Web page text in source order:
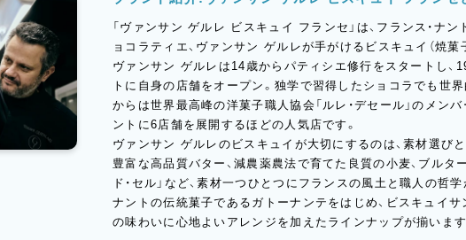
「ヴァンサン ゲルレ ビスキュイ フランセ」は、フランス・ナ
ョコラティエ、ヴァンサン ゲルレが手がけるビスキュイ（焼菓
ヴァンサン ゲルレは14歳からパティシエ修行をスタートし、
トに自身の店舗をオープン。独学で習得したショコラでも世
からは世界最高峰の洋菓子職人協会「ルレ・デセール」のメン
ントに6店舗を展開するほどの人気店です。
ヴァンサン ゲルレのビスキュイが大切にするのは、素材選び
豊富な高品質バター、減農薬農法で育てた良質の小麦、ブルタ
ド・セル」など、素材一つひとつにフランスの風土と職人の哲
ナントの伝統菓子であるガトーナンテをはじめ、ビスキュイサ
の味わいに心地よいアレンジを加えたラインナップが揃いま